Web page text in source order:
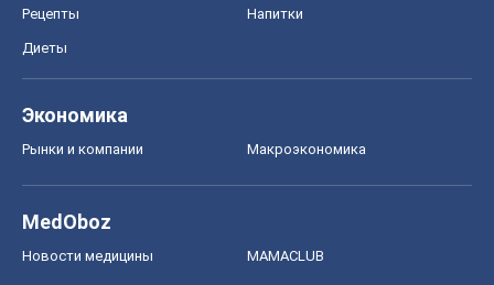
Рецепты Напитки
Диеты
Экономика
Рынки и компании Mакроэкономика
MedOboz
Новости медицины MAMACLUB